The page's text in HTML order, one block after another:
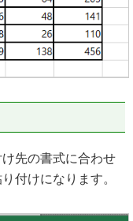
け先の書式に合わせ
付けになります。